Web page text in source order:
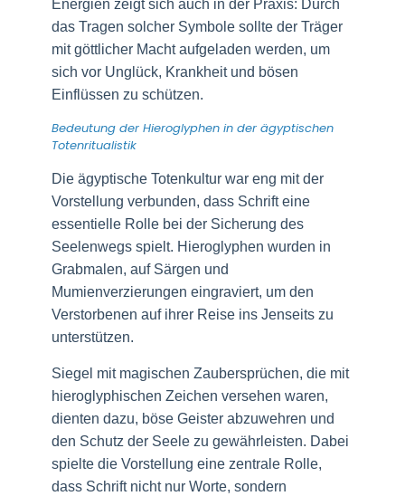
Energien zeigt sich auch in der Praxis: Durch
das Tragen solcher Symbole sollte der Träger
mit göttlicher Macht aufgeladen werden, um
sich vor Unglück, Krankheit und bösen
Einflüssen zu schützen.
Bedeutung der Hieroglyphen in der ägyptischen
Totenritualistik
Die ägyptische Totenkultur war eng mit der
Vorstellung verbunden, dass Schrift eine
essentielle Rolle bei der Sicherung des
Seelenwegs spielt. Hieroglyphen wurden in
Grabmalen, auf Särgen und
Mumienverzierungen eingraviert, um den
Verstorbenen auf ihrer Reise ins Jenseits zu
unterstützen.
Siegel mit magischen Zaubersprüchen, die mit
hieroglyphischen Zeichen versehen waren,
dienten dazu, böse Geister abzuwehren und
den Schutz der Seele zu gewährleisten. Dabei
spielte die Vorstellung eine zentrale Rolle,
dass Schrift nicht nur Worte, sondern